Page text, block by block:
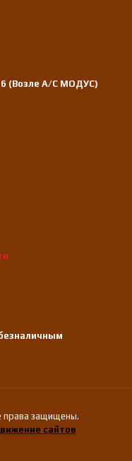
(Возле А/С МОДУС)
защищены.
сайтов